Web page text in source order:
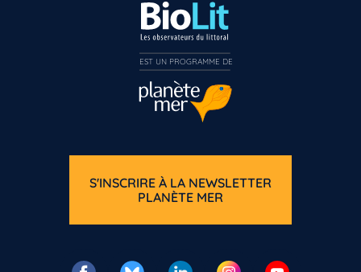
S'INSCRIRE À LA NEWSLETTER
PLANÈTE MER